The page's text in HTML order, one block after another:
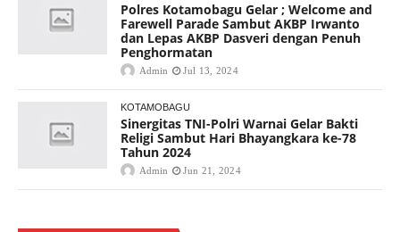
Polres Kotamobagu Gelar ; Welcome and
Farewell Parade Sambut AKBP Irwanto
dan Lepas AKBP Dasveri dengan Penuh
Penghormatan
Admin Jul 13, 2024
KOTAMOBAGU
Sinergitas TNI-Polri Warnai Gelar Bakti
Religi Sambut Hari Bhayangkara ke-78
Tahun 2024
Admin Jun 21, 2024